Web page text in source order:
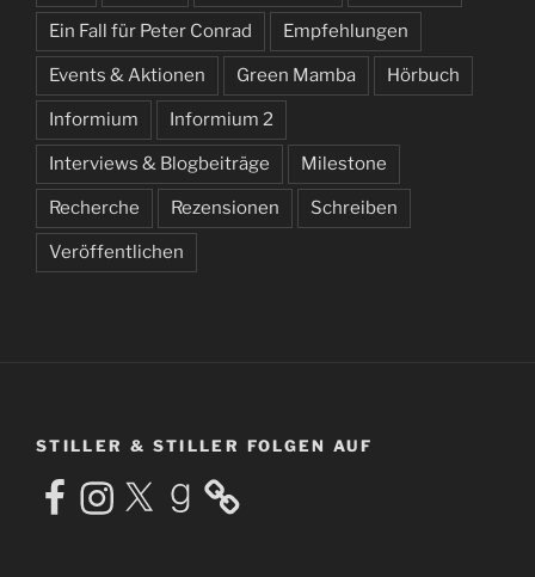
Ein Fall für Peter Conrad Empfehlungen
Events & Aktionen Green Mamba Hörbuch
Informium Informium 2
Interviews & Blogbeiträge Milestone
Recherche Rezensionen Schreiben
Veröffentlichen
STILLER & STILLER FOLGEN AUF
FacebookInstagram
X Goodreads